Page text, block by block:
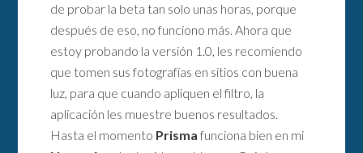
de probar la beta tan solo unas horas, porque
después de eso, no funciono más. Ahora que
estoy probando la versión 1.0, les recomiendo
que tomen sus fotografías en sitios con buena
luz, para que cuando apliquen el filtro, la
aplicación les muestre buenos resultados.
Hasta el momento Prisma funciona bien en mi